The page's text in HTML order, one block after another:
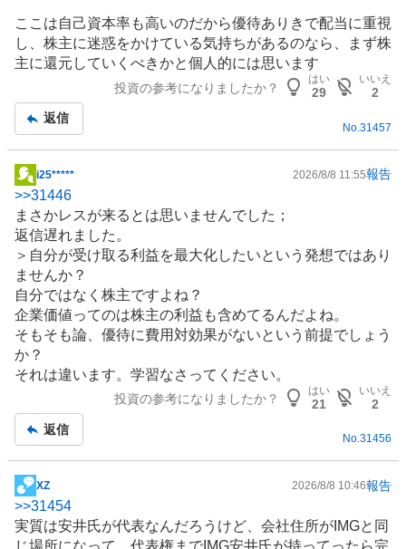
ここは自己資本率も高いのだから優待ありきで配当に重視
し、株主に迷惑をかけている気持ちがあるのなら、まず株
主に還元していくべきかと個人的には思います
投資の参考になりましたか？
はい
29
いいえ
2
返信
No. 31457
掲
示
板
記
事
i25***** 2026/8/8 11:55報告
>>31446
まさかレスが来るとは思いませんでした；
返信遅れました。
＞自分が受け取る利益を最大化したいという発想ではあり
ませんか？
自分ではなく株主ですよね？
企業価値ってのは株主の利益も含めてるんだよね。
そもそも論、優待に費用対効果がないという前提でしょう
か？
それは違います。学習なさってください。
投資の参考になりましたか？
はい
21
いいえ
2
返信
No.31456
掲
示
板
XZ 2026/8/8 10:46報告
>>31454
実質は安井氏が代表なんだろうけど、会社住所がIMGと同